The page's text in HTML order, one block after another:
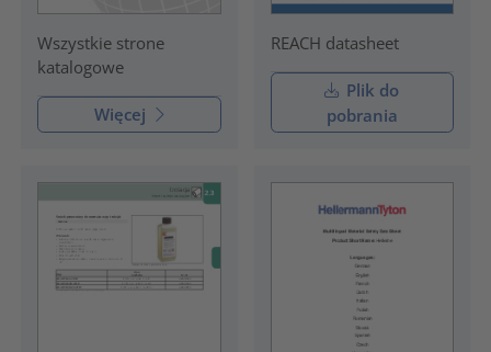
Wszystkie strone
katalogowe
Więcej
REACH datasheet
Plik do
pobrania